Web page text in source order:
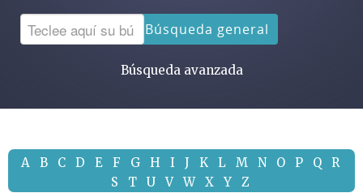
Búsqueda general
Búsqueda avanzada
A B C D E F G H I J K L M N O P Q
R
S
T U V W X Y Z